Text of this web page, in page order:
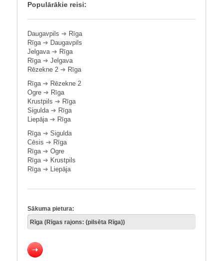
Populārākie reisi:
Daugavpils ➔ Rīga
Rīga➔ Daugavpils
Jelgava➔ Rīga
Rīga➔ Jelgava
Rēzekne 2 ➔ Rīga
Rīga➔ Rēzekne 2
Ogre ➔ Rīga
Krustpils ➔ Rīga
Sigulda➔ Rīga
Liepāja➔ Rīga
Rīga➔ Sigulda
Cēsis ➔ Rīga
Rīga➔ Ogre
Rīga➔ Krustpils
Rīga➔ Liepāja
Sākuma pietura: